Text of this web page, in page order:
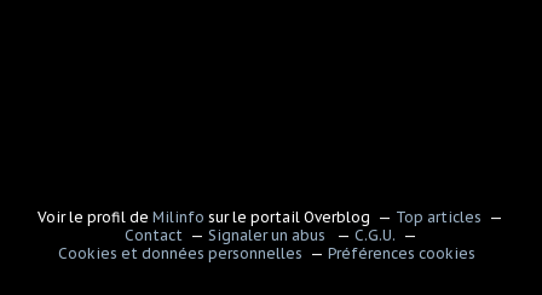
Voir le profil deMilinfo sur le portail Overblog
Top articles
Contact
Signaler un abus
C.G.U.
Cookies et données personnelles
Préférences cookies